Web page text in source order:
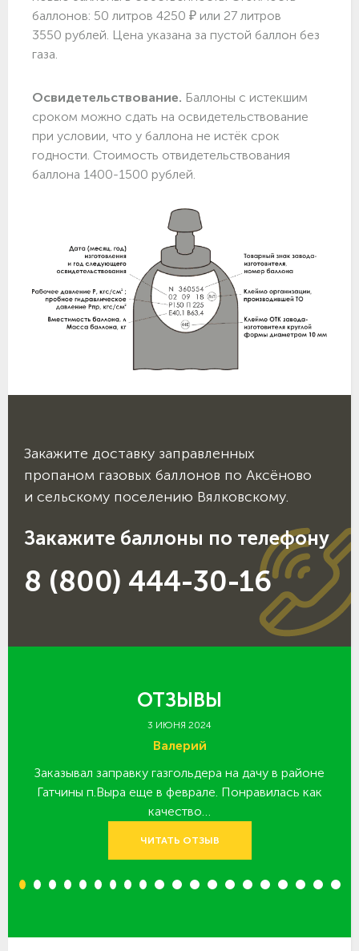
баллонов: 50 литров 4250 ₽ или 27 литров
3550 рублей. Цена указана за пустой баллон без
газа.
Освидетельствование. Баллоны с истекшим
сроком можно сдать на освидетельствование
при условии, что у баллона не истёк срок
годности. Стоимость отвидетельствования
баллона 1400-1500 рублей.
Закажите доставку заправленных
пропаном газовых баллонов по Аксёново
и сельскому поселению Вялковскому.
Закажите баллоны по телефону
8 (800) 444-30-16
ОТЗЫВЫ
3 ИЮНЯ 2024
Валерий
Заказывал заправку газгольдера на дачу в районе
Гатчины п.Выра еще в феврале. Понравилась как
качество…
ЧИТАТЬ ОТЗЫВ
1 2 3 4 5 6 7 8 9 10 11 12 13 14 15 16 17 18 19 20